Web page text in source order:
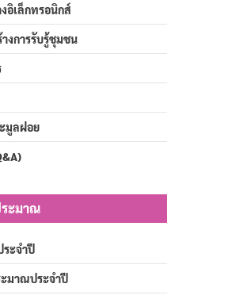
อิเล็กทรอนิกส์
งการรับรู้ชุมชน
มูลฝอย
ระมาณ
ะจำปี
ะมาณประจำปี